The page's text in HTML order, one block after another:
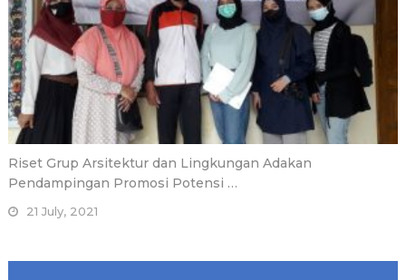
Riset Grup Arsitektur dan Lingkungan Adakan
Pendampingan Promosi Potensi …
21 July, 2021